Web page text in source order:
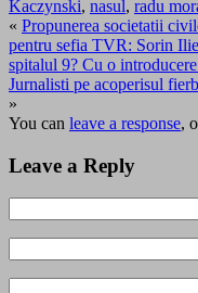
Kaczynski, nasul, radu
« Propunerea societatii
pentru sefia TVR: Sorin
spitalul 9? Cu o
Jurnalisti pe acoperisul
»
You can leave a response,
Leave a Reply